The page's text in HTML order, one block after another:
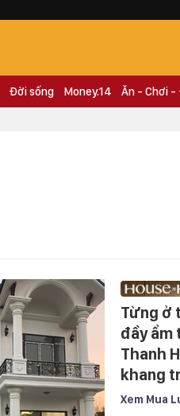
Đời sống Money.14 Ăn - Chơi -
Từng ở
đầy ẩm
Thanh
khang
Xem Mua